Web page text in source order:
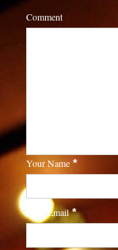
Comment
Your Name *
Your Email *